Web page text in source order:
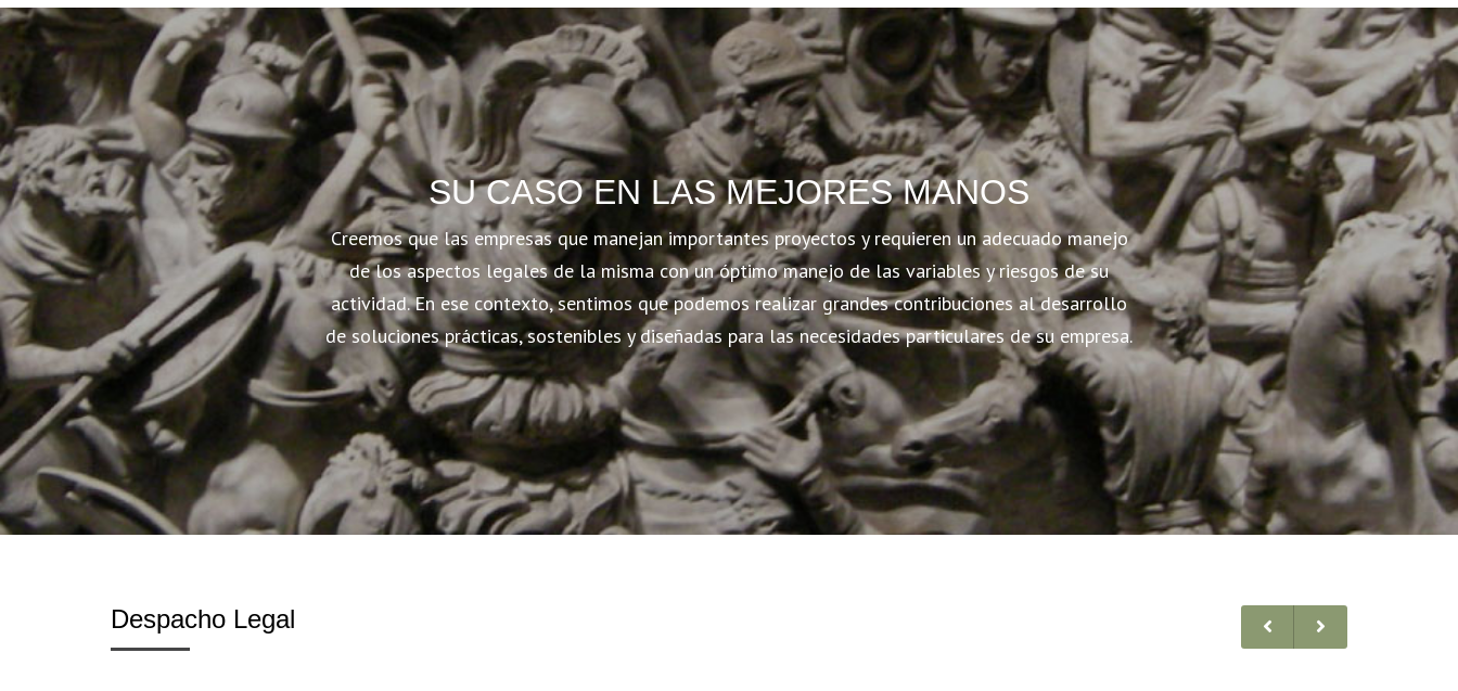
SU CASO EN LAS MEJORES MANOS
Creemos que las empresas que manejan importantes proyectos y requieren un adecuado manejo
de los aspectos legales de la misma con un óptimo manejo de las variables y riesgos de su
actividad. En ese contexto, sentimos que podemos realizar grandes contribuciones al desarrollo
de soluciones prácticas, sostenibles y diseñadas para las necesidades particulares de su empresa.
Despacho Legal